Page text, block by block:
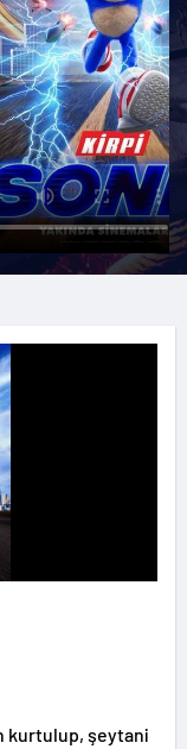
kurtulup, şeytani